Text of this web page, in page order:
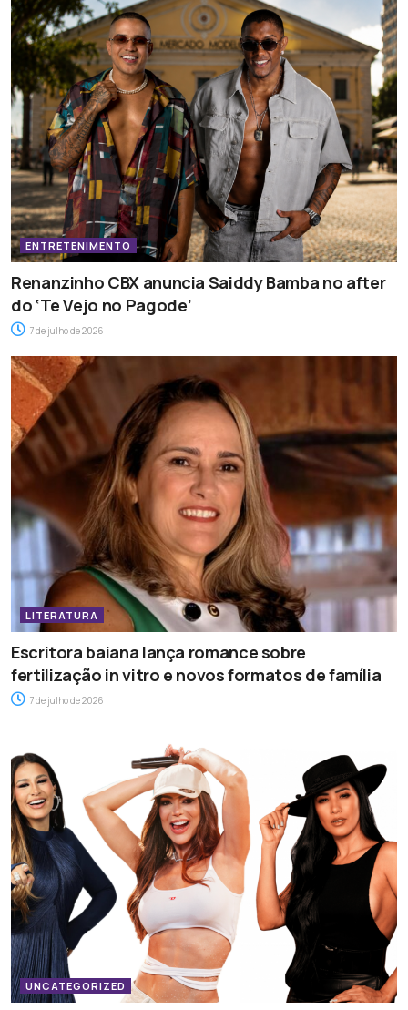
ENTRETENIMENTO
Renanzinho CBX anuncia Saiddy Bamba no after
do ‘Te Vejo no Pagode’
7 de julho de 2026
LITERATURA
Escritora baiana lança romance sobre
fertilização in vitro e novos formatos de família
7 de julho de 2026
UNCATEGORIZED